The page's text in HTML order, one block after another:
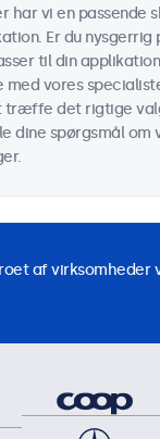
har vi en passende
Er du nysgerrig
til din
med vores
træffe det rigtige
dine spørgsmål om
af virksomheder